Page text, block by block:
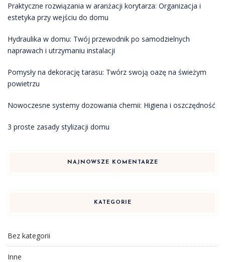
Praktyczne rozwiązania w aranżacji korytarza: Organizacja i
estetyka przy wejściu do domu
Hydraulika w domu: Twój przewodnik po samodzielnych
naprawach i utrzymaniu instalacji
Pomysły na dekorację tarasu: Twórz swoją oazę na świeżym
powietrzu
Nowoczesne systemy dozowania chemii: Higiena i oszczędność
3 proste zasady stylizacji domu
NAJNOWSZE KOMENTARZE
KATEGORIE
Bez kategorii
Inne